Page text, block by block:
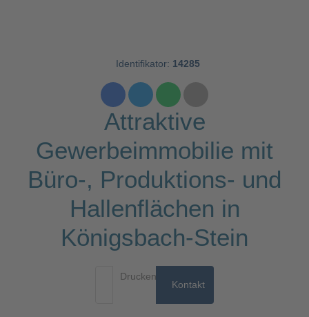
Identifikator: 14285
Attraktive
Gewerbeimmobilie mit
Büro-, Produktions- und
Hallenflächen in
Königsbach-Stein
Drucken
Kontakt